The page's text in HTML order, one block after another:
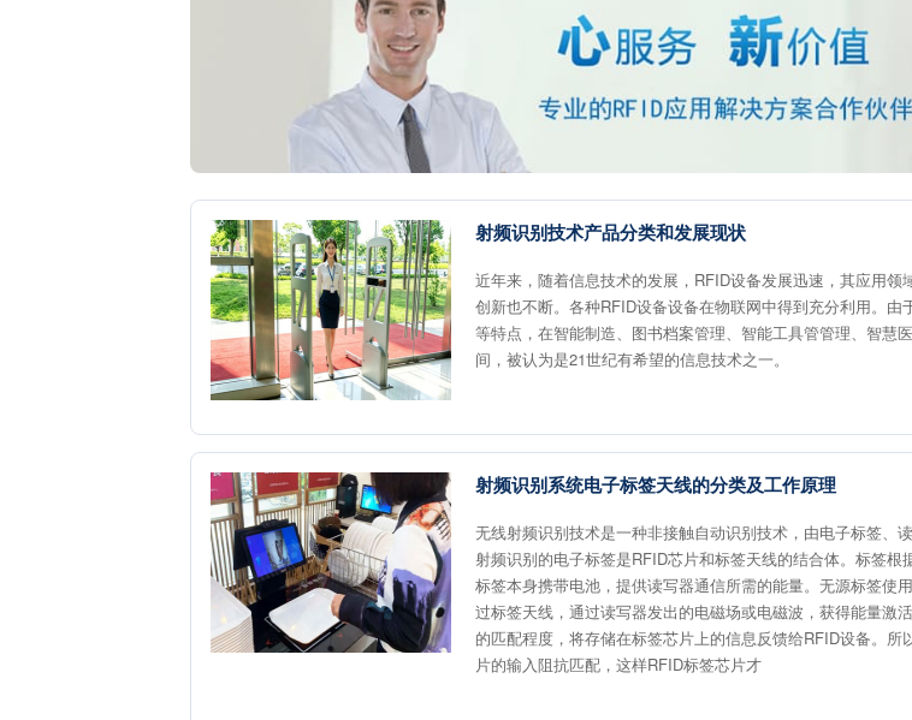
射频识别技术产品分类和发展现状
近年来，随着信息技术的发展，RFID设备发展迅速，其应用
创新也不断。各种RFID设备设备在物联网中得到充分利用。
等特点，在智能制造、图书档案管理、智能工具管管理、智慧
间，被认为是21世纪有希望的信息技术之一。
射频识别系统电子标签天线的分类及工作原理
无线射频识别技术是一种非接触自动识别技术，由电子标签、
射频识别的电子标签是RFID芯片和标签天线的结合体。标签
标签本身携带电池，提供读写器通信所需的能量。无源标签使
过标签天线，通过读写器发出的电磁场或电磁波，获得能量激
的匹配程度，将存储在标签芯片上的信息反馈给RFID设备。
片的输入阻抗匹配，这样RFID标签芯片才